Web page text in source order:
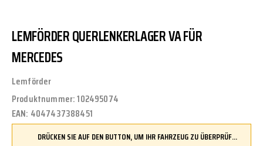
LEMFÖRDER QUERLENKERLAGER VA FÜR
MERCEDES
Lemförder
Produktnummer:102495074
EAN: 4047437388451
DRÜCKEN SIE AUF DEN BUTTON, UM IHR FAHRZEUG ZU ÜBERPRÜFEN UND SICHERZUSTELLEN, DASS DIESES TEIL KOMPATIBEL IST, BEVOR SIE ES BESTELLEN